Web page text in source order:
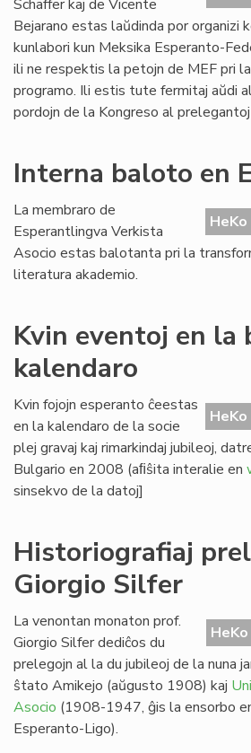
Schäffer kaj de Vicente
Bejarano estas laŭdinda por organizi
kunlabori kun Meksika Esperanto-
ili ne respektis la petojn de MEF pri
programo. Ili estis tute fermitaj aŭdi
pordojn de la Kongreso al
Interna baloto en
La membraro de
Esperantlingva Verkista
Asocio estas balotanta pri la
literatura akademio.
Kvin eventoj en la
kalendaro
Kvin fojojn esperanto ĉeestas
en la kalendaro de la socie
plej gravaj kaj rimarkindaj jubileoj,
Bulgario en 2008 (aﬁŝita interalie en
sinsekvo de la datoj]
Historiografiaj
Giorgio Silfer
La venontan monaton prof.
Giorgio Silfer dediĉos du
prelegojn al la du jubileoj de la nuna
ŝtato Amikejo (aŭgusto 1908) kaj
Asocio (1908-1947, ĝis la ensorbo
Esperanto-Ligo).